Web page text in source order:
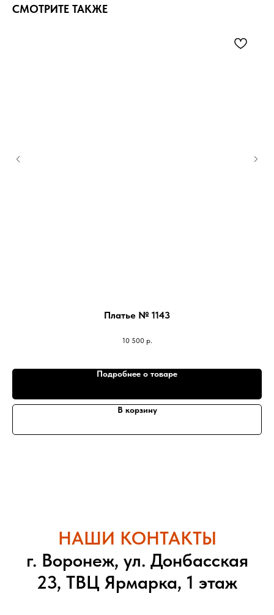
СМОТРИТЕ ТАКЖЕ
Платье № 1143
10 500 р.
Подробнее о товаре
В корзину
НАШИ КОНТАКТЫ
г. Воронеж, ул. Донбасская
23, ТВЦ Ярмарка, 1 этаж